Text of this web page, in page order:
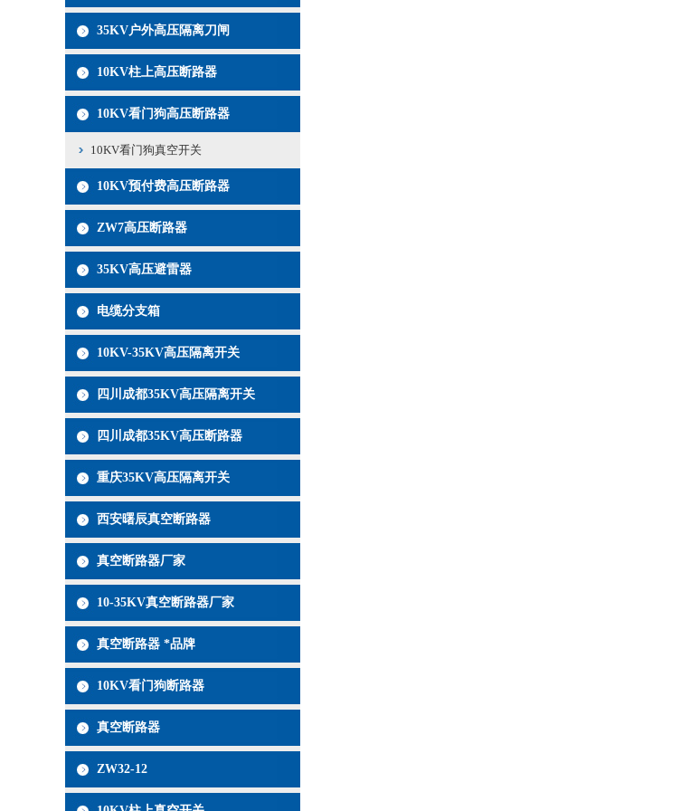
35KV户外高压隔离刀闸
10KV柱上高压断路器
10KV看门狗高压断路器
10KV看门狗真空开关
10KV预付费高压断路器
ZW7高压断路器
35KV高压避雷器
电缆分支箱
10KV-35KV高压隔离开关
四川成都35KV高压隔离开关
四川成都35KV高压断路器
重庆35KV高压隔离开关
西安曙辰真空断路器
真空断路器厂家
10-35KV真空断路器厂家
真空断路器 *品牌
10KV看门狗断路器
真空断路器
ZW32-12